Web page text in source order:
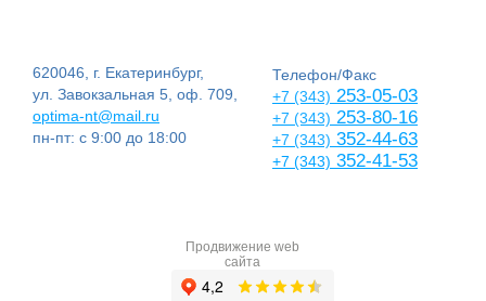
620046, г. Екатеринбург,
ул. Завокзальная 5, оф. 709,
optima-nt@mail.ru
пн-пт: с 9:00 до 18:00
Телефон/Факс
+7 (343) 253-05-03
+7 (343) 253-80-16
+7 (343) 352-44-63
+7 (343) 352-41-53
Продвижение web
сайта